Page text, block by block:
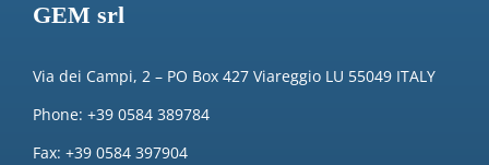
GEM srl
Via dei Campi, 2 – PO Box 427 Viareggio LU 55049 ITALY
Phone: +39 0584 389784
Fax: +39 0584 397904